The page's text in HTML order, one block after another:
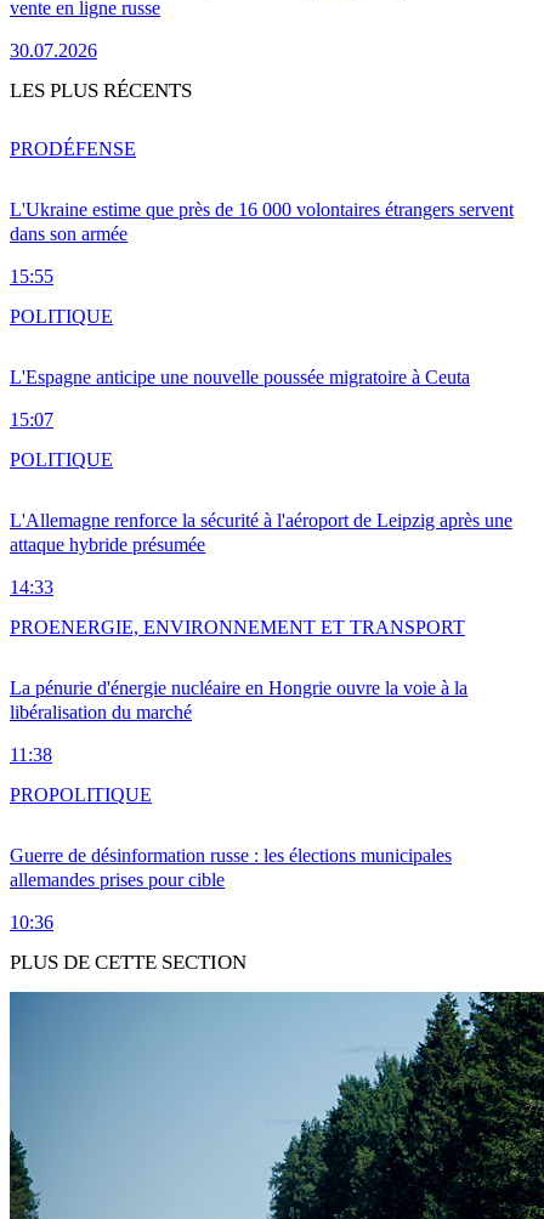
vente en ligne russe
30.07.2026
LES PLUS RÉCENTS
L'Ukraine estime que près de 16 000 volontaires étrangers servent
dans son armée
15:55
PRODÉFENSE
L'Espagne anticipe une nouvelle poussée migratoire à Ceuta
15:07
POLITIQUE
L'Allemagne renforce la sécurité à l'aéroport de Leipzig après une
attaque hybride présumée
14:33
POLITIQUE
La pénurie d'énergie nucléaire en Hongrie ouvre la voie à la
libéralisation du marché
11:38
PROENERGIE, ENVIRONNEMENT ET TRANSPORT
Guerre de désinformation russe : les élections municipales
allemandes prises pour cible
10:36
PROPOLITIQUE
PLUS DE CETTE SECTION